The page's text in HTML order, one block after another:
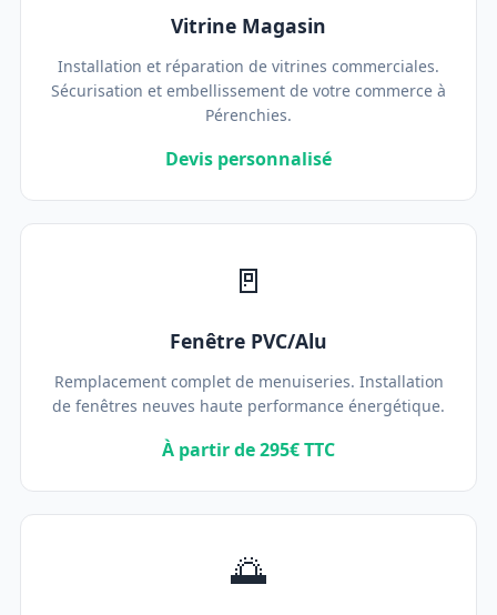
Vitrine Magasin
Installation et réparation de vitrines commerciales.
Sécurisation et embellissement de votre commerce à
Pérenchies.
Devis personnalisé
🚪
Fenêtre PVC/Alu
Remplacement complet de menuiseries. Installation
de fenêtres neuves haute performance énergétique.
À partir de 295€ TTC
🌅